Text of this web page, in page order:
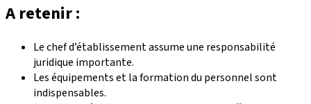
A retenir :
Le chef d’établissement assume une responsabilité
juridique importante.
Les équipements et la formation du personnel sont
indispensables.